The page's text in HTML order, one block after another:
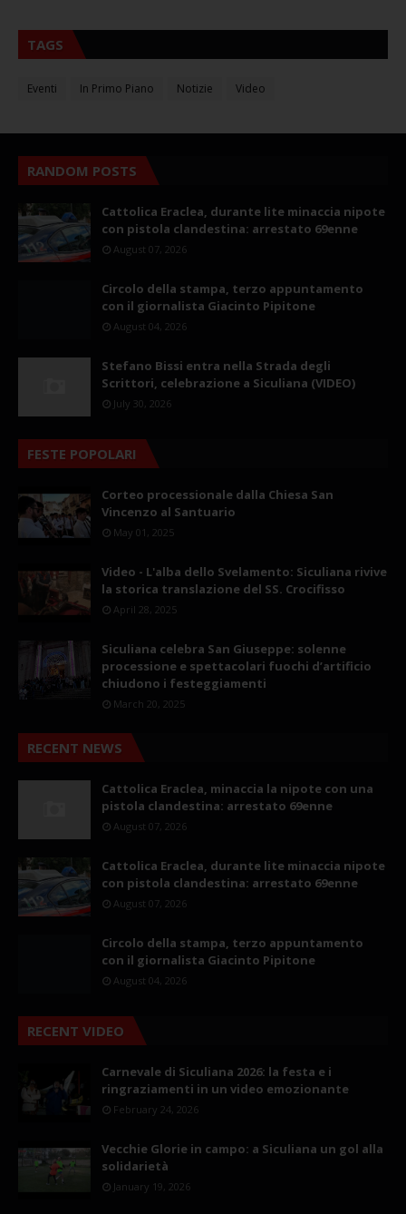
TAGS
Eventi In Primo Piano Notizie Video
RANDOM POSTS
Cattolica Eraclea, durante lite minaccia nipote
con pistola clandestina: arrestato 69enne
August 07, 2026
Circolo della stampa, terzo appuntamento
con il giornalista Giacinto Pipitone
August 04, 2026
Stefano Bissi entra nella Strada degli
Scrittori, celebrazione a Siculiana (VIDEO)
July 30, 2026
FESTE POPOLARI
Corteo processionale dalla Chiesa San
Vincenzo al Santuario
May 01, 2025
Video - L'alba dello Svelamento: Siculiana rivive
la storica translazione del SS. Crocifisso
April 28, 2025
Siculiana celebra San Giuseppe: solenne
processione e spettacolari fuochi d’artificio
chiudono i festeggiamenti
March 20, 2025
RECENT NEWS
Cattolica Eraclea, minaccia la nipote con una
pistola clandestina: arrestato 69enne
August 07, 2026
Cattolica Eraclea, durante lite minaccia nipote
con pistola clandestina: arrestato 69enne
August 07, 2026
Circolo della stampa, terzo appuntamento
con il giornalista Giacinto Pipitone
August 04, 2026
RECENT VIDEO
Carnevale di Siculiana 2026: la festa e i
ringraziamenti in un video emozionante
February 24, 2026
Vecchie Glorie in campo: a Siculiana un gol alla
solidarietà
January 19, 2026